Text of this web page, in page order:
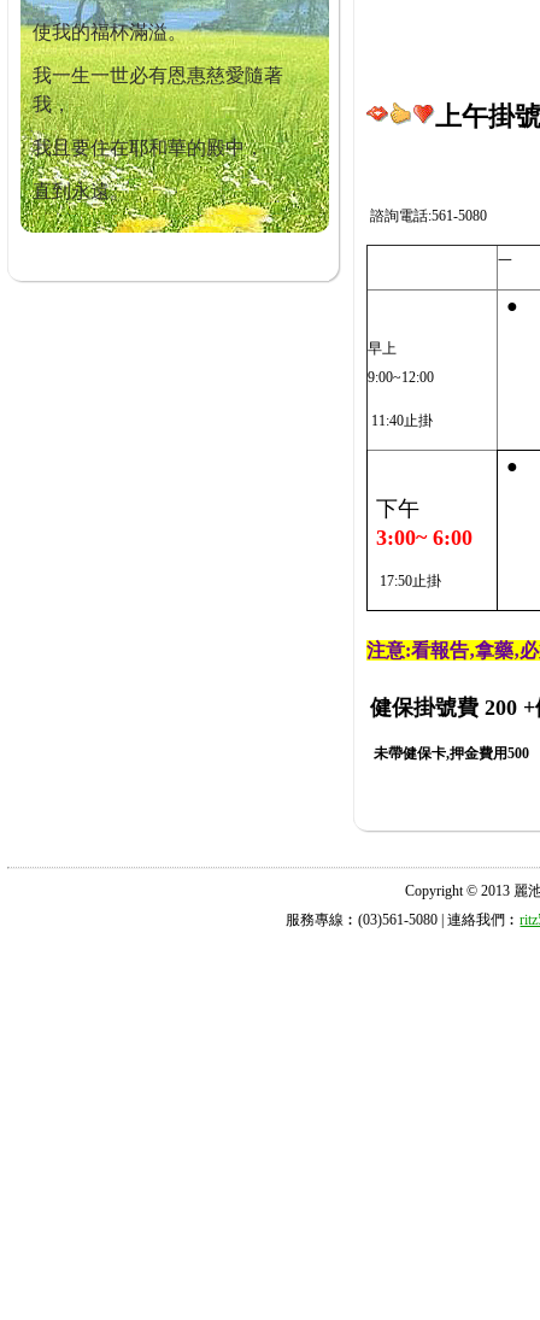
使我的福杯滿溢。
我一生一世必有恩惠慈愛隨著
我，
我且要住在耶和華的殿中，
直到永遠。
上午掛
諮詢電話:561-5080
一
早上
9:00~12:00
11:40止掛
●
下午
3:00~ 6:00
17:50止掛
●
注意:看報告‚拿藥‚
健保掛號費 200 +
未帶健保卡,押金費用500
Copyright © 2013 麗
服務專線︰(03)561-5080 | 連絡我們︰